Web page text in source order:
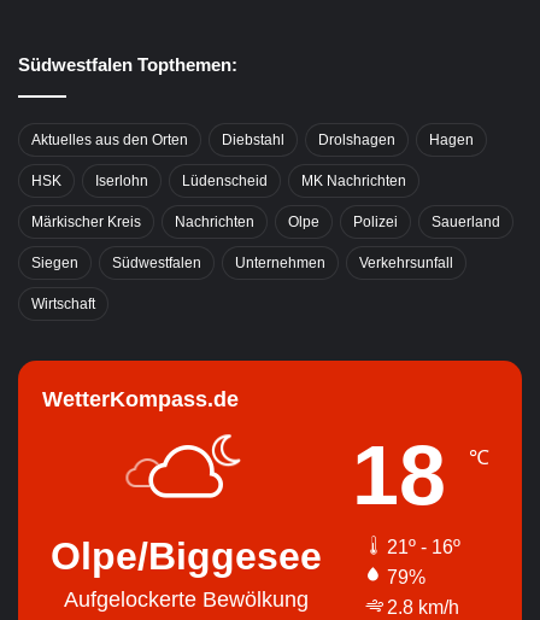
Südwestfalen Topthemen:
Aktuelles aus den Orten Diebstahl Drolshagen Hagen
HSK Iserlohn Lüdenscheid MK Nachrichten
Märkischer Kreis Nachrichten Olpe Polizei Sauerland
Siegen Südwestfalen Unternehmen Verkehrsunfall
Wirtschaft
WetterKompass.de
Olpe/Biggesee
Aufgelockerte Bewölkung
18 ℃
21º - 16º
79%
2.8 km/h